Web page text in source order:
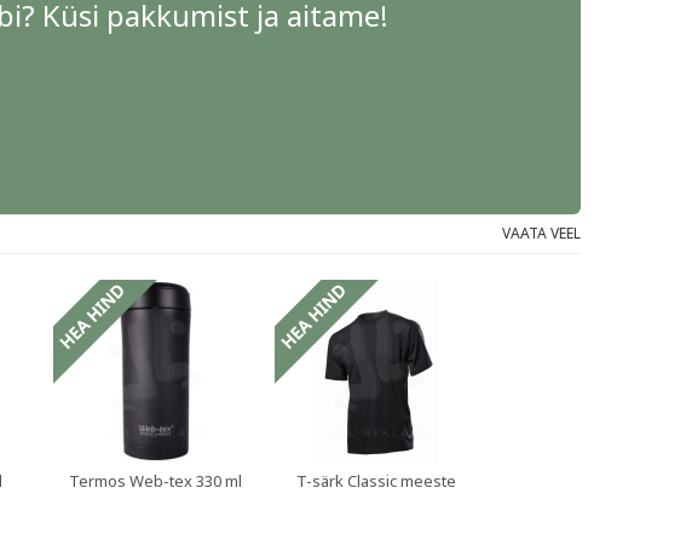
Küsi pakkumist ja aitame!
VAATA VEEL
Termos Web-tex 330 ml T-särk Classic meeste